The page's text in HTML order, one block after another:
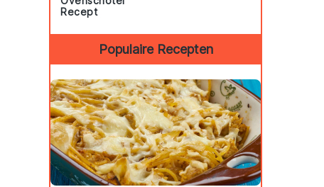
Recept
Populaire Recepten